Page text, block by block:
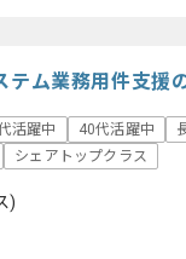
テム業務用件支援
活躍中 40代活躍中
シェアトップクラス
)